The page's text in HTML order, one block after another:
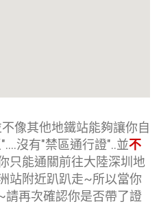
像其他地鐵站能夠讓你自
沒有"禁區通行證"..並不
只能通關前往大陸深圳地
站附近趴趴走~所以當你
再次確認你是否帶了證